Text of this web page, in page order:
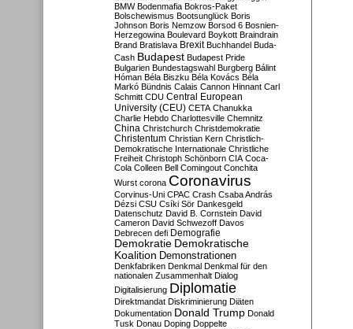
BMW Bodenmafia Bokros-Paket
Bolschewismus Bootsunglück Boris
Johnson Boris Nemzow Borsod 6 Bosnien-
Herzegowina Boulevard Boykott Braindrain
Brand Bratislava Brexit Buchhandel Buda-
Cash Budapest Budapest Pride
Bulgarien Bundestagswahl Burgberg Bálint
Hóman Béla Biszku Béla Kovács Béla
Markó Bündnis Calais Cannon Hinnant Carl
Schmitt CDU Central European
University (CEU) CETA Chanukka
Charlie Hebdo Charlottesville Chemnitz
China Christchurch Christdemokratie
Christentum Christian Kern Christlich-
Demokratische Internationale Christliche
Freiheit Christoph Schönborn CIA Coca-
Cola Colleen Bell Comingout Conchita
Wurst corona Coronavirus
Corvinus-Uni CPAC Crash Csaba András
Dézsi CSU Csíki Sör Dankesgeld
Datenschutz David B. Cornstein David
Cameron David Schwezoff Davos
Debrecen defi Demografie
Demokratie Demokratische
Koalition Demonstrationen
Denkfabriken Denkmal Denkmal für den
nationalen Zusammenhalt Dialog
Digitalisierung Diplomatie
Direktmandat Diskriminierung Diäten
Dokumentation Donald Trump Donald
Tusk Donau Doping Doppelte